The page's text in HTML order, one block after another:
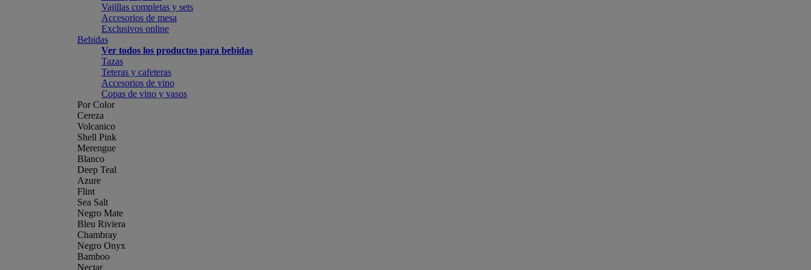
Vajillas completas y sets
Accesorios de mesa
Exclusivos online
Bebidas
Ver todos los productos para bebidas
Tazas
Teteras y cafeteras
Accesorios de vino
Copas de vino y vasos
Por Color
Cereza
Volcanico
Shell Pink
Merengue
Blanco
Deep Teal
Azure
Flint
Sea Salt
Negro Mate
Bleu Riviera
Chambray
Negro Onyx
Bamboo
Nectar